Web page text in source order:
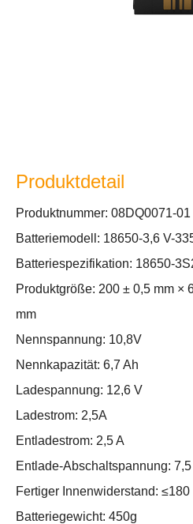
Produktdetail
Produktnummer: 08DQ0071-01
Batteriemodell: 18650-3,6 V-
Batteriespezifikation: 18650-
Produktgröße: 200 ± 0,5 mm ×
mm
Nennspannung: 10,8V
Nennkapazität: 6,7 Ah
Ladespannung: 12,6 V
Ladestrom: 2,5A
Entladestrom: 2,5 A
Entlade-Abschaltspannung:
Fertiger Innenwiderstand:
Batteriegewicht: 450g